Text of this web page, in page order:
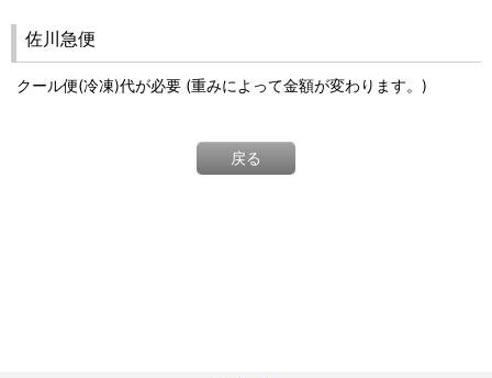
佐川急便
クール便(冷凍)代が必要 (重みによって金額が変わります。)
戻る